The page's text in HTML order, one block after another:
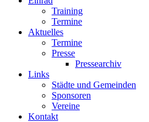
Training
Termine
Aktuelles
Termine
Presse
Pressearchiv
Links
Städte und Gemeinden
Sponsoren
Vereine
Kontakt